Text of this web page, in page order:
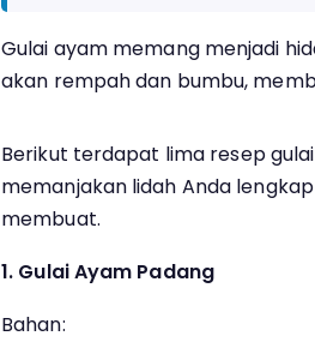
Gulai ayam memang menjadi
akan rempah dan bumbu,
Berikut terdapat lima resep
memanjakan lidah Anda
membuat.
1. Gulai Ayam Padang
Bahan: